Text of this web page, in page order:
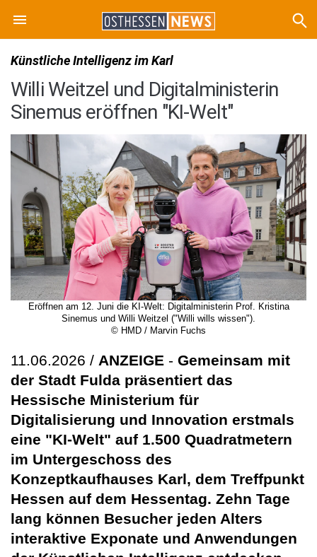
Künstliche Intelligenz im Karl
Willi Weitzel und Digitalministerin
Sinemus eröffnen "KI-Welt"
Eröffnen am 12. Juni die KI-Welt: Digitalministerin Prof. Kristina
Sinemus und Willi Weitzel ("Willi wills wissen").
© HMD / Marvin Fuchs
11.06.2026 / ANZEIGE - Gemeinsam mit
der Stadt Fulda präsentiert das
Hessische Ministerium für
Digitalisierung und Innovation erstmals
eine "KI-Welt" auf 1.500 Quadratmetern
im Untergeschoss des
Konzeptkaufhauses Karl, dem Treffpunkt
Hessen auf dem Hessentag. Zehn Tage
lang können Besucher jeden Alters
interaktive Exponate und Anwendungen